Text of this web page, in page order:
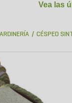
Vea las
CÉSPED